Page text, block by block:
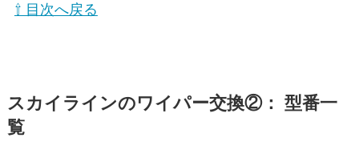
⇧ 目次へ戻る
スカイラインのワイパー交換②： 型番一
覧